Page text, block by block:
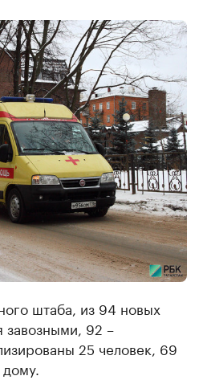
штаба, из 94 новых
завозными, 92 –
25 человек, 69